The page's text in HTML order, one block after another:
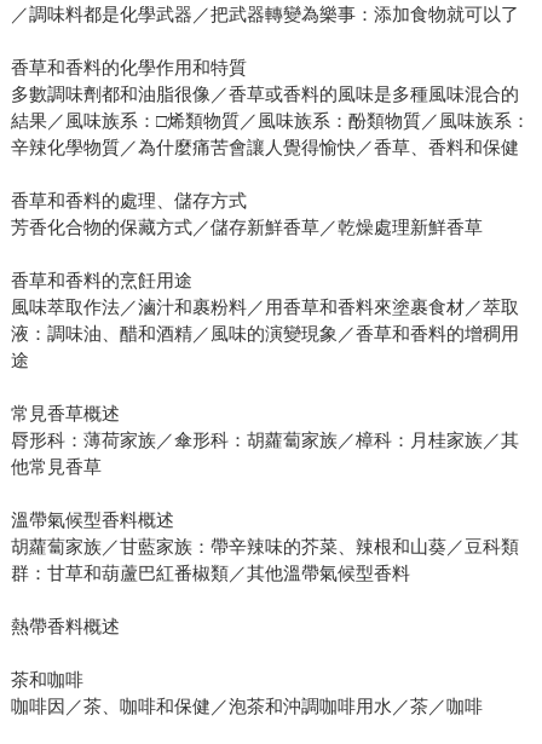
／調味料都是化學武器／把武器轉變為樂事：添加食物就可以了
香草和香料的化學作用和特質
多數調味劑都和油脂很像／香草或香料的風味是多種風味混合的
結果／風味族系：□烯類物質／風味族系：酚類物質／風味族系：
辛辣化學物質／為什麼痛苦會讓人覺得愉快／香草、香料和保健
香草和香料的處理、儲存方式
芳香化合物的保藏方式／儲存新鮮香草／乾燥處理新鮮香草
香草和香料的烹飪用途
風味萃取作法／滷汁和裹粉料／用香草和香料來塗裹食材／萃取
液：調味油、醋和酒精／風味的演變現象／香草和香料的增稠用
途
常見香草概述
脣形科：薄荷家族／傘形科：胡蘿蔔家族／樟科：月桂家族／其
他常見香草
溫帶氣候型香料概述
胡蘿蔔家族／甘藍家族：帶辛辣味的芥菜、辣根和山葵／豆科類
群：甘草和葫蘆巴紅番椒類／其他溫帶氣候型香料
熱帶香料概述
茶和咖啡
咖啡因／茶、咖啡和保健／泡茶和沖調咖啡用水／茶／咖啡